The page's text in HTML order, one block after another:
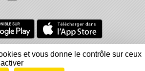
Gestion des cookies
Signaler un contenu inapproprié
et vous donne le contrôle sur ceux